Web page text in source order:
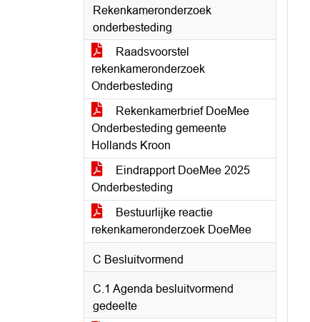
Rekenkameronderzoek
onderbesteding
Raadsvoorstel
rekenkameronderzoek
Onderbesteding
Rekenkamerbrief DoeMee
Onderbesteding gemeente
Hollands Kroon
Eindrapport DoeMee 2025
Onderbesteding
Bestuurlijke reactie
rekenkameronderzoek DoeMee
C Besluitvormend
C.1 Agenda besluitvormend
gedeelte